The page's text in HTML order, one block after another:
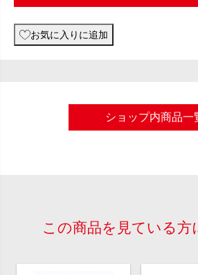
お気に入りに追加
ショップ内商品一
この商品を見ている方